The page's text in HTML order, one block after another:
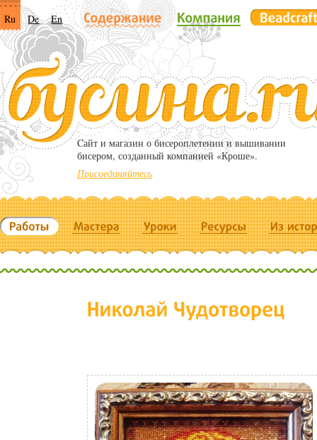
Ru De En
Cайт и магазин о бисероплетении и вышивании
бисером, созданный компанией «Кроше».
Присоединяйтесь